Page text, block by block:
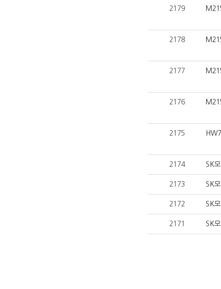
2179
2178
2177
2176
2175
2174 SK
2173 SK
2172 SK
2171 SK